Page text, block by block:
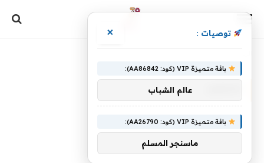
توصيات : ×
باقة متميزة VIP (كود: AA86842):
عالم الشباب
باقة متميزة VIP (كود: AA26790):
ماسنجر المسلم